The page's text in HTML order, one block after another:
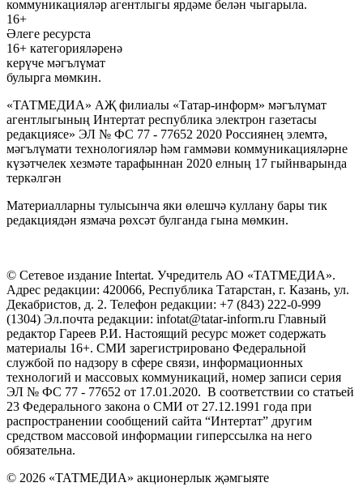
коммуникацияләр агентлыгы ярдәме белән чыгарыла.
16+
Әлеге ресурста
16+ категорияләренә
керүче мәгълүмат
булырга мөмкин.
«ТАТМЕДИА» АҖ филиалы «Татар-информ» мәгълүмат
агентлыгының Интертат республика электрон газетасы
редакциясе» ЭЛ № ФС 77 - 77652 2020 Россиянең элемтә,
мәгълүмати технологияләр һәм гаммәви коммуникацияләрне
күзәтчелек хезмәте тарафыннан 2020 елның 17 гыйнварында
теркәлгән
Материалларны тулысынча яки өлешчә куллану бары тик
редакциядән язмача рөхсәт булганда гына мөмкин.
© Сетевое издание Intertat. Учредитель АО «ТАТМЕДИА».
Адрес редакции: 420066, Республика Татарстан, г. Казань, ул.
Декабристов, д. 2. Телефон редакции: +7 (843) 222-0-999
(1304) Эл.почта редакции: infotat@tatar-inform.ru Главный
редактор Гареев Р.И. Настоящий ресурс может содержать
материалы 16+. СМИ зарегистрировано Федеральной
службой по надзору в сфере связи, информационных
технологий и массовых коммуникаций, номер записи серия
ЭЛ № ФС 77 - 77652 от 17.01.2020. В соответствии со статьей
23 Федерального закона о СМИ от 27.12.1991 года при
распространении сообщений сайта “Интертат” другим
средством массовой информации гиперссылка на него
обязательна.
© 2026 «ТАТМЕДИА» акционерлык җәмгыяте